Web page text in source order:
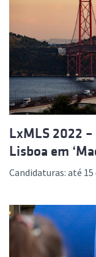
LxMLS 2022 –
Lisboa em
Candidaturas: até 15